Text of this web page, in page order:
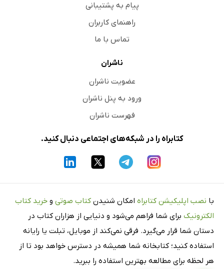
پیام به پشتیبانی
راهنمای کاربران
تماس با ما
ناشران
عضویت ناشران
ورود به پنل ناشران
فهرست ناشران
کتابراه را در شبکه‌های اجتماعی دنبال کنید.
با نصب اپلیکیشن کتابراه امکان شنیدن کتاب صوتی و خرید کتاب
الکترونیک برای شما فراهم می‌شود و دنیایی از هزاران کتاب در
دستان شما قرار می‌گیرد. فرقی نمی‌کند از موبایل، تبلت یا رایانه
استفاده کنید؛ کتابخانه شما همیشه در دسترس خواهد بود تا از
هر لحظه برای مطالعه بهترین استفاده را ببرید.